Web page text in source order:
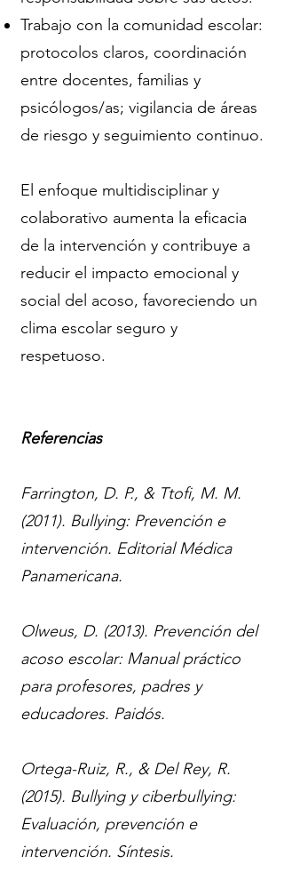
Trabajo con la comunidad escolar:
protocolos claros, coordinación
entre docentes, familias y
psicólogos/as; vigilancia de áreas
de riesgo y seguimiento continuo.
El enfoque multidisciplinar y
colaborativo aumenta la eficacia
de la intervención y contribuye a
reducir el impacto emocional y
social del acoso, favoreciendo un
clima escolar seguro y
respetuoso.
Referencias
Farrington, D. P., & Ttofi, M. M.
(2011). Bullying: Prevención e
intervención. Editorial Médica
Panamericana.
Olweus, D. (2013). Prevención del
acoso escolar: Manual práctico
para profesores, padres y
educadores. Paidós.
Ortega-Ruiz, R., & Del Rey, R.
(2015). Bullying y ciberbullying:
Evaluación, prevención e
intervención. Síntesis.